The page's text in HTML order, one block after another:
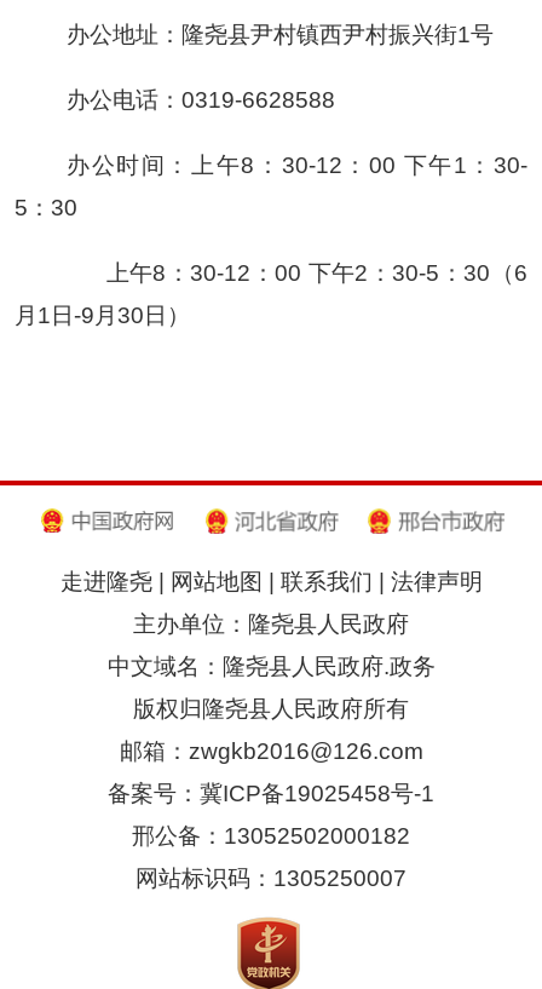
办公地址：隆尧县尹村镇西尹村振兴街1号
办公电话：0319-6628588
办公时间：上午8：30-12：00 下午1：30-
5：30
上午8：30-12：00 下午2：30-5：30（6
月1日-9月30日）
走进隆尧| 网站地图 联系我们
法律声明
主办单位：隆尧县人民政府
中文域名：隆尧县人民政府.政务
版权归隆尧县人民政府所有
邮箱：zwgkb2016@126.com
备案号：冀ICP备19025458号-1
邢公备：13052502000182
网站标识码：1305250007